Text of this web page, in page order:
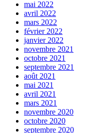
mai 2022
avril 2022
mars 2022
février 2022
janvier 2022
novembre 2021
octobre 2021
septembre 2021
août 2021
mai 2021
avril 2021
mars 2021
novembre 2020
octobre 2020
septembre 2020